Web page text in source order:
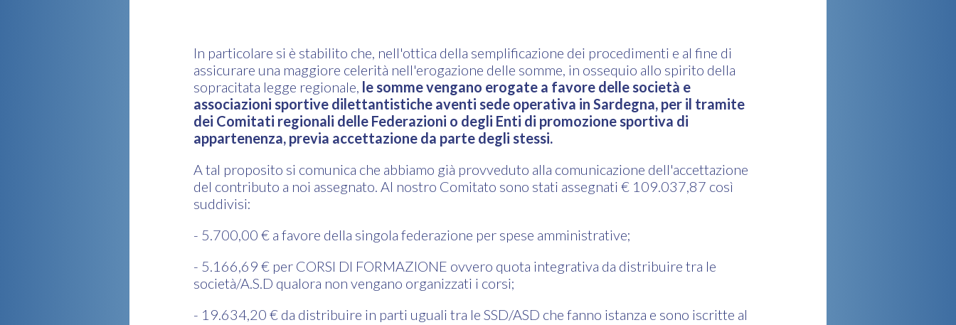
In particolare si è stabilito che, nell'ottica della semplificazione dei procedimenti e al fine di
assicurare una maggiore celerità nell'erogazione delle somme, in ossequio allo spirito della
sopracitata legge regionale, le somme vengano erogate a favore delle società e
associazioni sportive dilettantistiche aventi sede operativa in Sardegna, per il tramite
dei Comitati regionali delle Federazioni o degli Enti di promozione sportiva di
appartenenza, previa accettazione da parte degli stessi.
A tal proposito si comunica che abbiamo già provveduto alla comunicazione dell'accettazione
del contributo a noi assegnato. Al nostro Comitato sono stati assegnati € 109.037,87 così
suddivisi:
- 5.700,00 € a favore della singola federazione per spese amministrative;
- 5.166,69 € per CORSI DI FORMAZIONE ovvero quota integrativa da distribuire tra le
società/A.S.D qualora non vengano organizzati i corsi;
- 19.634,20 € da distribuire in parti uguali tra le SSD/ASD che fanno istanza e sono iscritte al